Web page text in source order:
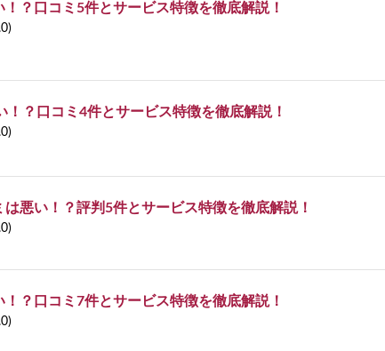
？口コミ5件とサービス特徴を徹底解説！
！？口コミ4件とサービス特徴を徹底解説！
悪い！？評判5件とサービス特徴を徹底解説！
？口コミ7件とサービス特徴を徹底解説！